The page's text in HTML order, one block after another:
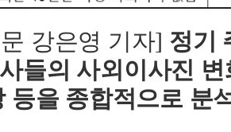
강은영 기자] 정기
들의 사외이사진
등을 종합적으로 분